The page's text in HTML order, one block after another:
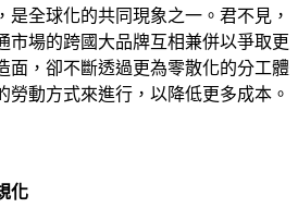
是全球化的共同現象之一。君不見，
市場的跨國大品牌互相兼併以爭取更
面，卻不斷透過更為零散化的分工體
勞動方式來進行，以降低更多成本。
化